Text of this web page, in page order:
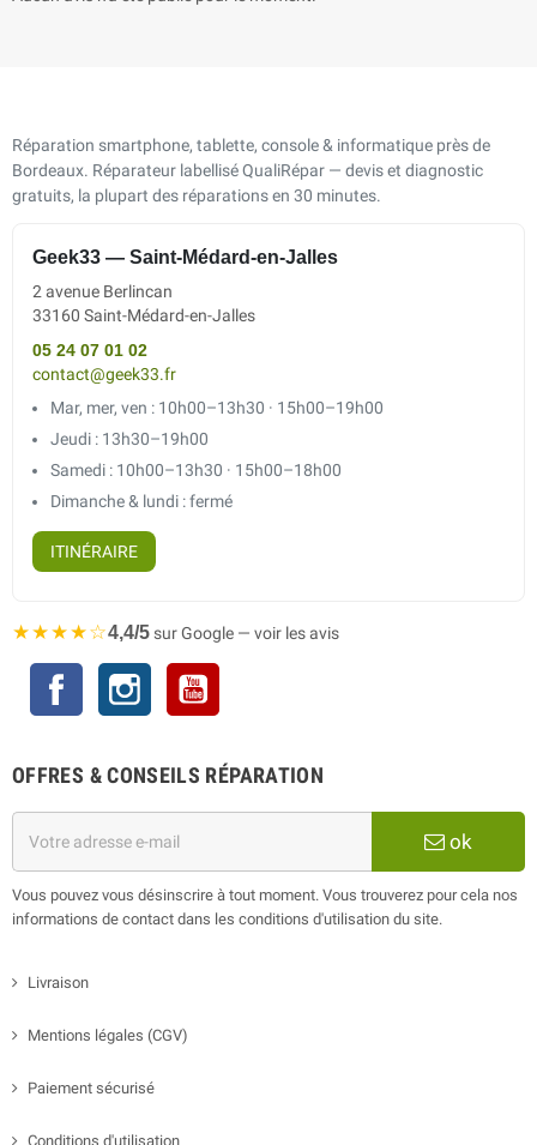
Réparation smartphone, tablette, console & informatique près de
Bordeaux. Réparateur labellisé QualiRépar — devis et diagnostic
gratuits, la plupart des réparations en 30 minutes.
Geek33 — Saint-Médard-en-Jalles
2 avenue Berlincan
33160 Saint-Médard-en-Jalles
05 24 07 01 02
contact@geek33.fr
Mar, mer, ven : 10h00–13h30 · 15h00–19h00
Jeudi : 13h30–19h00
Samedi : 10h00–13h30 · 15h00–18h00
Dimanche & lundi : fermé
ITINÉRAIRE
★★★★☆4,4/5sur Google — voir les avis
Facebook Instagram
OFFRES & CONSEILS RÉPARATION
ok
Vous pouvez vous désinscrire à tout moment. Vous trouverez pour cela nos
informations de contact dans les conditions d'utilisation du site.
Livraison
Mentions légales (CGV)
Paiement sécurisé
Conditions d'utilisation